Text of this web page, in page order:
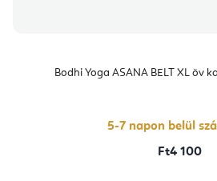
Bodhi Yoga ASANA BELT XL öv
5-7 napon belül
Ft4 100